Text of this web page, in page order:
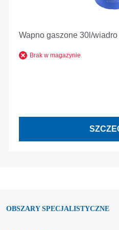
Wapno gaszone 30l/wiadro
Brak w magazynie
OBSZARY SPECJALISTYCZNE